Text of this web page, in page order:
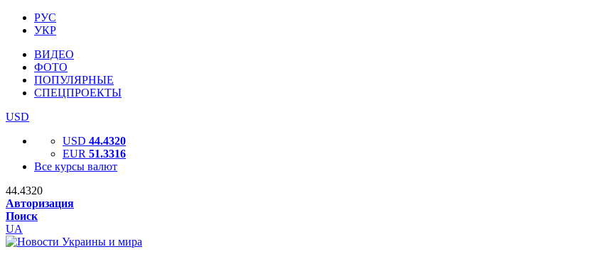
РУС
УКР
ВИДЕО
ФОТО
ПОПУЛЯРНЫЕ
СПЕЦПРОЕКТЫ
USD
USD 44.4320
EUR 51.3316
Все курсы валют
44.4320
Авторизация
Поиск
UA